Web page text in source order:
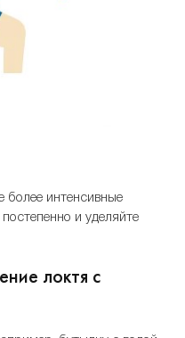
интенсивные
и уделяйте
локтя с